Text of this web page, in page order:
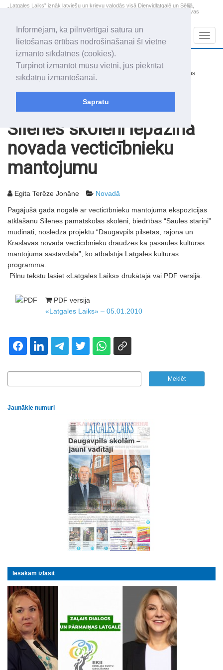
Informējam, ka pilnvērtīgai satura un
lietošanas ērtības nodrošināšanai šī vietne
izmanto sīkdatnes (cookies).
Turpinot izmantot mūsu vietni, jūs piekrītat
sīkdatņu izmantošanai.
Sapratu
„Latgales Laiks” iznāk latviešu un krievu valodās visā Dienvidlatgalē un Sēlijā,
„Latgales Laiks” latviešu valodā aptver Daugavpils valstspilsētu, Augšdaugavas
2026. gada 7. augusts
Piektdiena
Alfrēds, Fredis, Madars
+18.6
nedaudz mākoņains
Silenes skolēni iepazina
novada vecticībnieku
mantojumu
Egita Terēze Jonāne Novadā
Pagājušā gada nogalē ar vecticībnieku mantojuma ekspozīcijas
atklāšanu Silenes pamatskolas skolēni, biedrības “Saules stariņi”
mudināti, noslēdza projektu “Daugavpils pilsētas, rajona un
Krāslavas novada vecticībnieku draudzes kā pasaules kultūras
mantojuma sastāvdaļa”, ko atbalstīja Latgales kultūras
programma.
Pilnu tekstu lasiet «Latgales Laiks» drukātajā vai PDF versijā.
PDF versija
«Latgales Laiks» – 05.01.2010
Jaunākie numuri
Iesakām izlasīt